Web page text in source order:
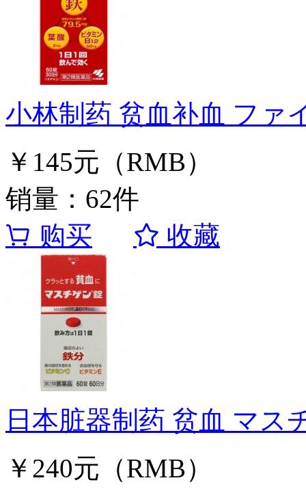
小林制药 贫血补血 ファ
￥145元（RMB）
销量：62件
购买
收藏
日本脏器制药 贫血 マス
￥240元（RMB）